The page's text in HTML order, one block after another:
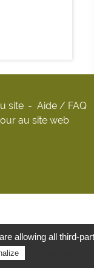
site
Aide / FAQ
au site web
allowing all third-